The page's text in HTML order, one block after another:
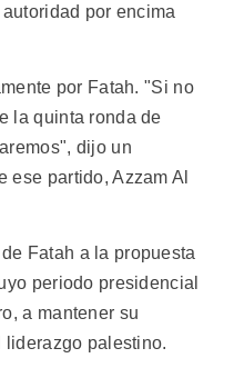
por encima
por Fatah. "Si no
la quinta ronda de
dijo un
ese partido, Azzam Al
Fatah a la propuesta
periodo presidencial
a mantener su
liderazgo palestino.